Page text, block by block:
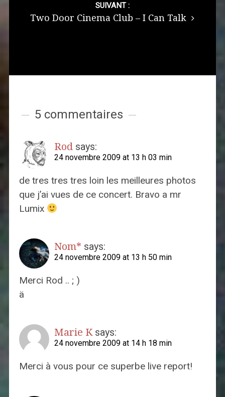
SUIVANT :
Two Door Cinema Club – I Can Talk
5 commentaires
Rod says:
24 novembre 2009 at 13 h 03 min
de tres tres tres loin les meilleures photos
que j’ai vues de ce concert. Bravo a mr
Lumix
Nom* says:
24 novembre 2009 at 13 h 50 min
Merci Rod .. ; )
ä
Marie K says:
24 novembre 2009 at 14 h 18 min
Merci à vous pour ce superbe live report!